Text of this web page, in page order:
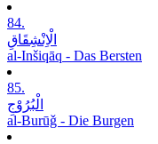
84.
الْاِنْشِقَاقِ
al-Inšiqāq - Das Bersten
85.
الْبُرُوْجِ
al-Burūǧ - Die Burgen